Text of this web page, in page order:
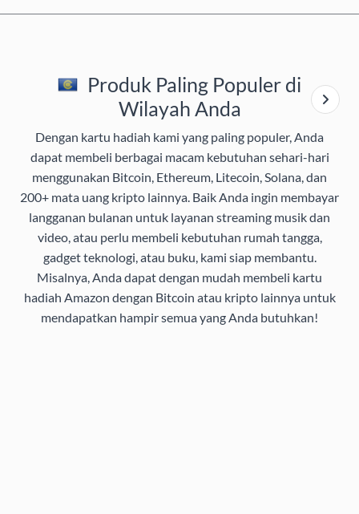
Produk Paling Populer di
Wilayah Anda
Dengan kartu hadiah kami yang paling populer, Anda
dapat membeli berbagai macam kebutuhan sehari-hari
menggunakan Bitcoin, Ethereum, Litecoin, Solana, dan
200+ mata uang kripto lainnya. Baik Anda ingin membayar
langganan bulanan untuk layanan streaming musik dan
video, atau perlu membeli kebutuhan rumah tangga,
gadget teknologi, atau buku, kami siap membantu.
Misalnya, Anda dapat dengan mudah membeli kartu
hadiah Amazon dengan Bitcoin atau kripto lainnya untuk
mendapatkan hampir semua yang Anda butuhkan!